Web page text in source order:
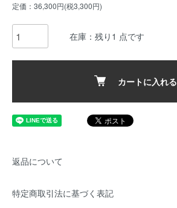
定価：36,300円(税3,300円)
在庫：残り1 点です
カートに入れる
返品について
特定商取引法に基づく表記